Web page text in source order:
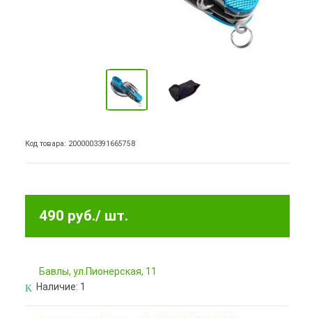
Код товара: 2000003391665758
490 руб./ шт.
Бавлы, ул.Пионерская, 11
Наличие: 1